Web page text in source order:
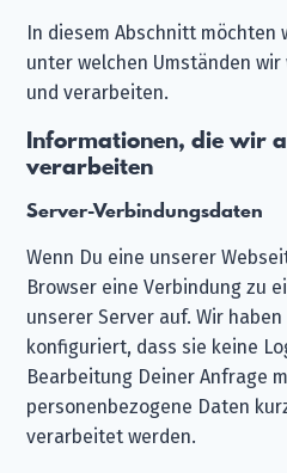
In diesem Abschnitt möchten
unter welchen Umständen
und verarbeiten.
Informationen, die wir
verarbeiten
Server-Verbindungsdaten
Wenn Du eine unserer
Browser eine Verbindung zu
unserer Server auf. Wir
konfiguriert, dass sie keine
Bearbeitung Deiner Anfrage
personenbezogene Daten
verarbeitet werden.